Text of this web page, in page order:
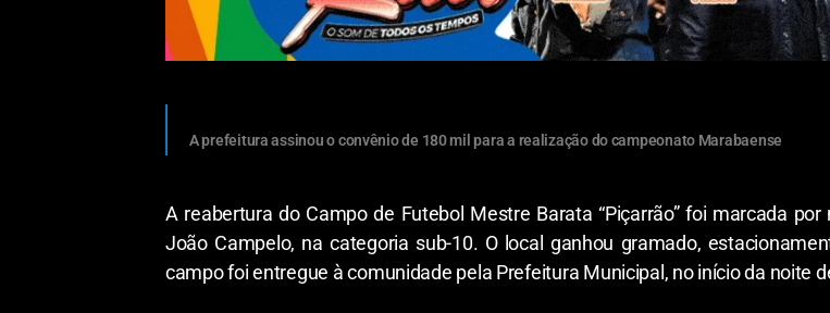
A prefeitura assinou o convênio de 180 mil para a realização do campeonato Marabaense
A reabertura do Campo de Futebol Mestre Barata “Piçarrão” foi marcada
João Campelo, na categoria sub-10. O local ganhou gramado,
campo foi entregue à comunidade pela Prefeitura Municipal, no início da noite